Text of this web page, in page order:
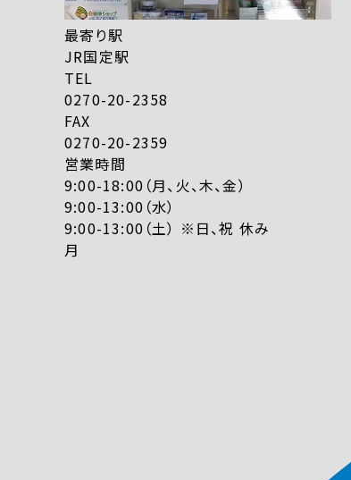
最寄り駅
JR国定駅
TEL
0270-20-2358
FAX
0270-20-2359
営業時間
9:00-18:00（月、火、木、金）
9:00-13:00（水）
9:00-13:00（土） ※日、祝 休み
月